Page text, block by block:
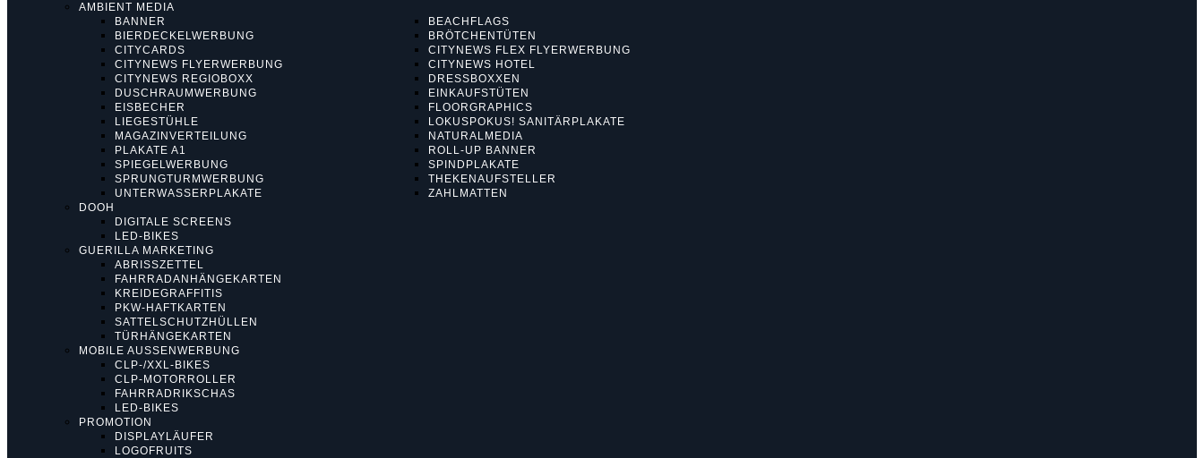
AMBIENT MEDIA
BANNER
BEACHFLAGS
BIERDECKELWERBUNG
BRÖTCHENTÜTEN
CITYCARDS
CITYNEWS FLEX FLYERWERBUNG
CITYNEWS FLYERWERBUNG
CITYNEWS HOTEL
CITYNEWS REGIOBOXX
DRESSBOXXEN
DUSCHRAUMWERBUNG
EINKAUFSTÜTEN
EISBECHER
FLOORGRAPHICS
LIEGESTÜHLE
LOKUSPOKUS! SANITÄRPLAKATE
MAGAZINVERTEILUNG
NATURALMEDIA
PLAKATE A1
ROLL-UP BANNER
SPIEGELWERBUNG
SPINDPLAKATE
SPRUNGTURMWERBUNG
THEKENAUFSTELLER
UNTERWASSERPLAKATE
ZAHLMATTEN
DOOH
DIGITALE SCREENS
LED-BIKES
GUERILLA MARKETING
ABRISSZETTEL
FAHRRADANHÄNGEKARTEN
KREIDEGRAFFITIS
PKW-HAFTKARTEN
SATTELSCHUTZHÜLLEN
TÜRHÄNGEKARTEN
MOBILE AUSSENWERBUNG
CLP-/XXL-BIKES
CLP-MOTORROLLER
FAHRRADRIKSCHAS
LED-BIKES
PROMOTION
DISPLAYLÄUFER
LOGOFRUITS